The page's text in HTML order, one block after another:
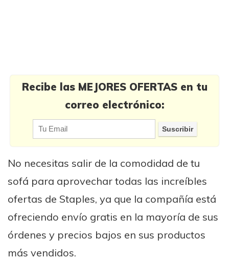
Recibe las MEJORES OFERTAS en tu
correo electrónico:
No necesitas salir de la comodidad de tu
sofá para aprovechar todas las increíbles
ofertas de Staples, ya que la compañía está
ofreciendo envío gratis en la mayoría de sus
órdenes y precios bajos en sus productos
más vendidos.